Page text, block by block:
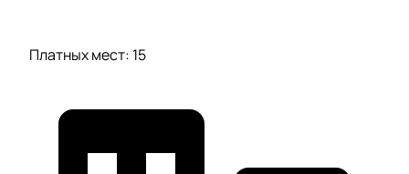
Платных мест: 15